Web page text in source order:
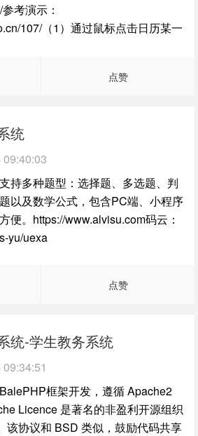
考演示：
107/（1）通过鼠标点击日历某一
点赞
统
持多种题型：选择题、多选题、判
以及数学公式，包含PC端、小程序
便。https://www.alvisu.com码云：
yu/uexa
点赞
统-学生教务系统
框架开发，遵循 Apache2
Licence 是著名的非盈利开源组织
该协议和 BSD 类似，鼓励代码共享